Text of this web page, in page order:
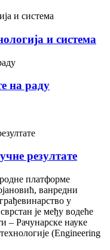
и система
на раду
резултате
платформе
ванредни
у
је међу водеће
– Рачунарске науке
(Engineering